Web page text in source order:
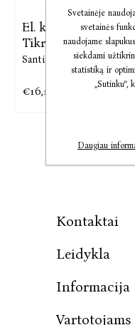
El. knyga Aš esu
Tikroji
Santiago Posteguillo
€16,18
Kontaktai
Leidykla
Informacija
Vartotojams
Svetainėje
svetainės
naudojame
siekdami
statistiką ir
„Sutinku“,
Daugiau